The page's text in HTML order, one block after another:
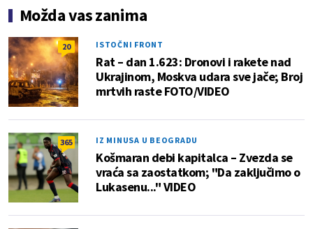
Možda vas zanima
20 ISTOČNI FRONT
Rat – dan 1.623: Dronovi i rakete nad
Ukrajinom, Moskva udara sve jače; Broj
mrtvih raste FOTO/VIDEO
365 IZ MINUSA U BEOGRADU
Košmaran debi kapitalca – Zvezda se
vraća sa zaostatkom; "Da zaključimo o
Lukasenu..." VIDEO